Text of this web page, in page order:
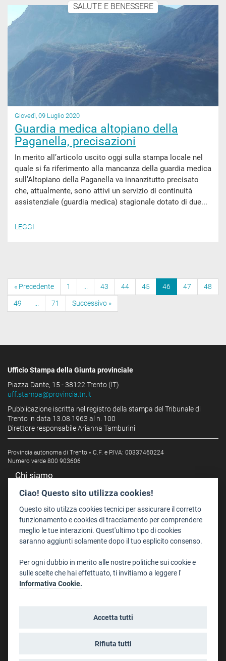
SALUTE E BENESSERE
Giovedì, 09 Luglio 2020
Guardia medica altopiano della
Paganella, precisazioni
In merito all’articolo uscito oggi sulla stampa locale nel
quale si fa riferimento alla mancanza della guardia medica
sull’Altopiano della Paganella va innanzitutto precisato
che, attualmente, sono attivi un servizio di continuità
assistenziale (guardia medica) stagionale dotato di due...
LEGGI
« Precedente 1 43 44 45 46 47 48
49 71 Successivo »
Ufficio Stampa della Giunta provinciale
Piazza Dante, 15 - 38122 Trento (IT)
uff.stampa@provincia.tn.it
Pubblicazione iscritta nel registro della stampa del Tribunale di
Trento in data 13.08.1963 al n. 100
Direttore responsabile Arianna Tamburini
Provincia autonoma di Trento - C.F. e P.IVA: 00337460224
Numero verde 800 903606
Chi siamo
Redazione
Staff
Format - Centro Audiovisivi
Trentino Film Commission
Dove Siamo
Struttura di riferimento
Ciao! Questo sito utilizza cookies!
Questo sito utilzza cookies tecnici per assicurare il corretto
funzionamento e cookies di tracciamento per comprendere
meglio le tue interazioni. Quest'ultimo tipo di cookies
saranno aggiunti solamente dopo il tuo esplicito consenso.
Per ogni dubbio in merito alle nostre politiche sui cookie e
sulle scelte che hai effettuato, ti invitiamo a leggere l'
Informativa Cookie.
Accetta tutti
Rifiuta tutti